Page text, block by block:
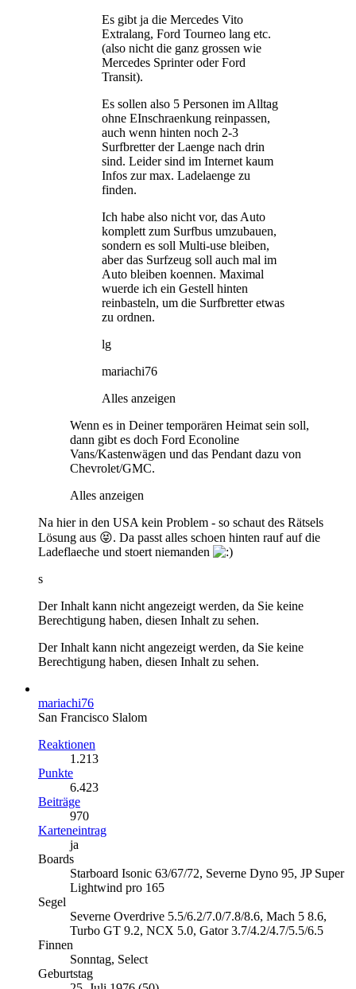
Es gibt ja die Mercedes Vito
Extralang, Ford Tourneo lang etc.
(also nicht die ganz grossen wie
Mercedes Sprinter oder Ford
Transit).
Es sollen also 5 Personen im Alltag
ohne EInschraenkung reinpassen,
auch wenn hinten noch 2-3
Surfbretter der Laenge nach drin
sind. Leider sind im Internet kaum
Infos zur max. Ladelaenge zu
finden.
Ich habe also nicht vor, das Auto
komplett zum Surfbus umzubauen,
sondern es soll Multi-use bleiben,
aber das Surfzeug soll auch mal im
Auto bleiben koennen. Maximal
wuerde ich ein Gestell hinten
reinbasteln, um die Surfbretter etwas
zu ordnen.
lg
mariachi76
Alles anzeigen
Wenn es in Deiner temporären Heimat sein soll,
dann gibt es doch Ford Econoline
Vans/Kastenwägen und das Pendant dazu von
Chevrolet/GMC.
Alles anzeigen
Na hier in den USA kein Problem - so schaut des Rätsels
Lösung aus 😝. Da passt alles schoen hinten rauf auf die
Ladeflaeche und stoert niemanden
s
Der Inhalt kann nicht angezeigt werden, da Sie keine
Berechtigung haben, diesen Inhalt zu sehen.
Der Inhalt kann nicht angezeigt werden, da Sie keine
Berechtigung haben, diesen Inhalt zu sehen.
mariachi76
San Francisco Slalom
Reaktionen
1.213
Punkte
6.423
Beiträge
970
Karteneintrag
ja
Boards
Starboard Isonic 63/67/72, Severne Dyno 95, JP Super
Lightwind pro 165
Segel
Severne Overdrive 5.5/6.2/7.0/7.8/8.6, Mach 5 8.6,
Turbo GT 9.2, NCX 5.0, Gator 3.7/4.2/4.7/5.5/6.5
Finnen
Sonntag, Select
Geburtstag